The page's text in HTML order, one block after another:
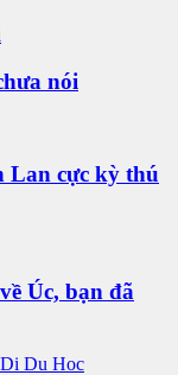
nói
Lan cực kỳ thú
Úc, bạn đã